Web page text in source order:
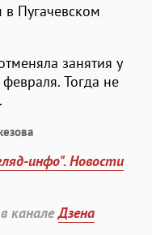
Пугачевском
занятия у
Тогда не
инфо". Новости
каналеДзена